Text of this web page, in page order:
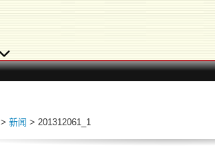
> 新闻 > 201312061_1